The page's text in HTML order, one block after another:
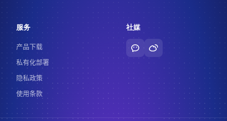
服务
产品下载
私有化部署
隐私政策
使用条款
社媒